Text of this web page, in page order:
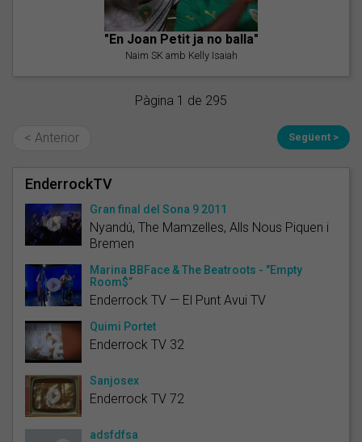
"En Joan Petit ja no balla"
Naim SK amb Kelly Isaiah
Pàgina 1 de 295
< Anterior Següent >
EnderrockTV
Gran final del Sona 9 2011
Nyandú, The Mamzelles, Alls Nous Piquen i
Bremen
Marina BBFace & The Beatroots - "Empty
Room$”
Enderrock TV — El Punt Avui TV
Quimi Portet
Enderrock TV 32
Sanjosex
Enderrock TV 72
adsfdfsa